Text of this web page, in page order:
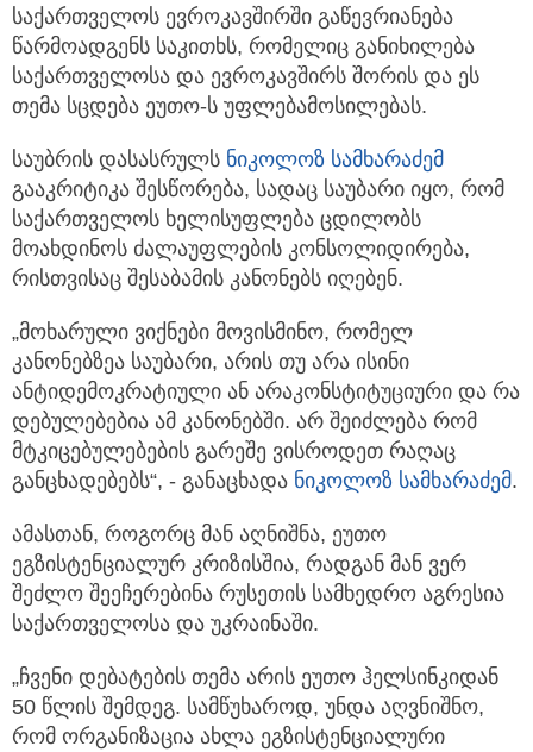
საქართველოს ევროკავშირში გაწევრიანება
წარმოადგენს საკითხს, რომელიც განიხილება
საქართველოსა და ევროკავშირს შორის და ეს
თემა სცდება ეუთო-ს უფლებამოსილებას.
საუბრის დასასრულს ნიკოლოზ სამხარაძემ
გააკრიტიკა შესწორება, სადაც საუბარი იყო, რომ
საქართველოს ხელისუფლება ცდილობს
მოახდინოს ძალაუფლების კონსოლიდირება,
რისთვისაც შესაბამის კანონებს იღებენ.
„მოხარული ვიქნები მოვისმინო, რომელ
კანონებზეა საუბარი, არის თუ არა ისინი
ანტიდემოკრატიული ან არაკონსტიტუციური და რა
დებულებებია ამ კანონებში. არ შეიძლება რომ
მტკიცებულებების გარეშე ვისროდეთ რაღაც
განცხადებებს“, - განაცხადა ნიკოლოზ სამხარაძემ.
ამასთან, როგორც მან აღნიშნა, ეუთო
ეგზისტენციალურ კრიზისშია, რადგან მან ვერ
შეძლო შეეჩერებინა რუსეთის სამხედრო აგრესია
საქართველოსა და უკრაინაში.
„ჩვენი დებატების თემა არის ეუთო ჰელსინკიდან
50 წლის შემდეგ. სამწუხაროდ, უნდა აღვნიშნო,
რომ ორგანიზაცია ახლა ეგზისტენციალური